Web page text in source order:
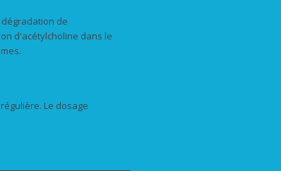
de
d'acétylcholine dans le
Le dosage